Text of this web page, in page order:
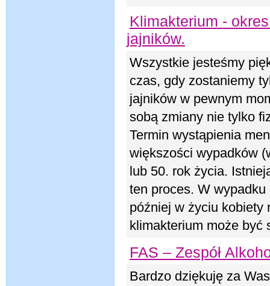
Klimakterium -
jajników.
Wszystkie jesteśmy
czas, gdy zostaniemy
jajników w pewnym
sobą zmiany nie tylko
Termin wystąpienia
większości wypadków
lub 50. rok życia.
ten proces. W
później w życiu kobiety
klimakterium może być
FAS – Zespół
Bardzo dziękuję za